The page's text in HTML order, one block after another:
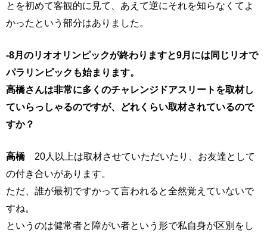
とを初めて客観的に見て、あえて逆にそれを知らなくてよ
かったという部分はありました。
-8月のリオオリンピックが終わりますと9月には同じリオで
パラリンピックも始まります。
高橋さんは非常に多くのチャレンジドアスリートを取材し
ていらっしゃるのですが、どれくらい取材されているので
すか？
高橋20人以上は取材させていただいたり、お友達として
の付き合いがあります。
ただ、誰が最初ですかって言われると全然覚えていないで
すね。
というのは健常者と障がい者という形で私自身が区別をし